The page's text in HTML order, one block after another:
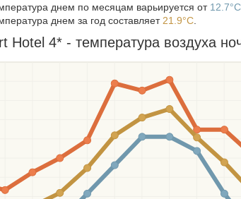
днем по месяцам варьируется от 12.7°C
днем за год составляет 21.9°C
Hotel 4* - температура воздуха